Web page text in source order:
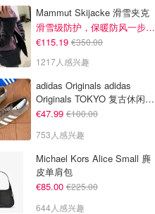
Mammut Skijacke 滑雪夹克
滑雪级防护，保暖防风一步到位！仅剩s！
€115.19 €350.00
1217人感兴趣
adidas Originals adidas
Originals TOKYO 复古休闲鞋
深棕色
€47.99 €100.00
753人感兴趣
Michael Kors Alice Small 麂
皮单肩包
€85.00 €225.00
644人感兴趣